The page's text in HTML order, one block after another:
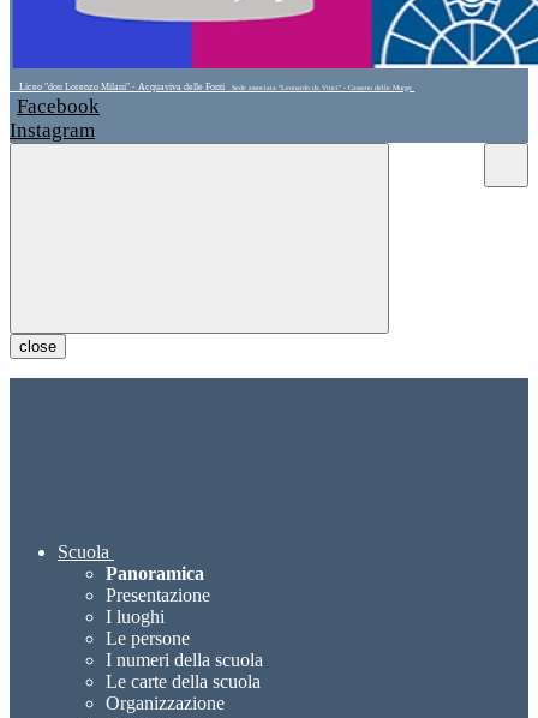
Liceo "don Lorenzo Milani" - Acquaviva delle Fonti Sede associata "Leonardo da Vinci" - Cassano delle Murge
Facebook
Instagram
close
Scuola
Panoramica
Presentazione
I luoghi
Le persone
I numeri della scuola
Le carte della scuola
Organizzazione